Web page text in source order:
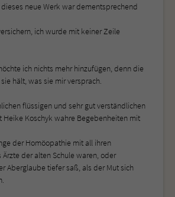
neue Werk war dementsprechend
ich wurde mit keiner Zeile
ich nichts mehr hinzufügen, denn die
hält, was sie mir versprach.
flüssigen und sehr gut verständlichen
Heike Koschyk wahre Begebenheiten mit
der Homöopathie mit all ihren
der alten Schule waren, oder
Aberglaube tiefer saß, als der Mut sich